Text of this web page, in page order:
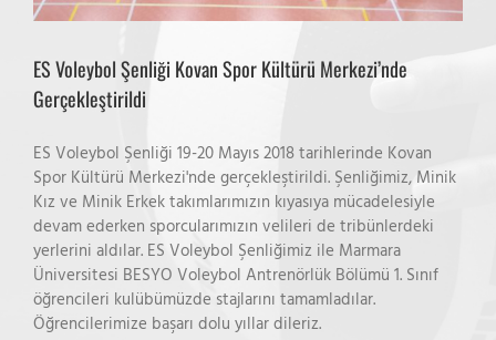
ES Voleybol Şenliği Kovan Spor Kültürü Merkezi’nde
Gerçekleştirildi
ES Voleybol Şenliği 19-20 Mayıs 2018 tarihlerinde Kovan
Spor Kültürü Merkezi'nde gerçekleştirildi. Şenliğimiz, Minik
Kız ve Minik Erkek takımlarımızın kıyasıya mücadelesiyle
devam ederken sporcularımızın velileri de tribünlerdeki
yerlerini aldılar. ES Voleybol Şenliğimiz ile Marmara
Üniversitesi BESYO Voleybol Antrenörlük Bölümü 1. Sınıf
öğrencileri kulübümüzde stajlarını tamamladılar.
Öğrencilerimize başarı dolu yıllar dileriz.